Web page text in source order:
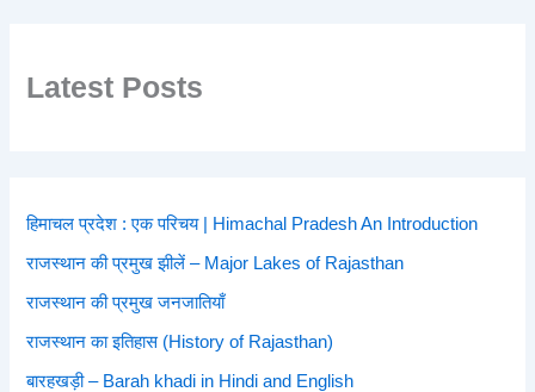
Latest Posts
हिमाचल प्रदेश : एक परिचय | Himachal Pradesh An Introduction
राजस्थान की प्रमुख झीलें – Major Lakes of Rajasthan
राजस्थान की प्रमुख जनजातियाँ
राजस्थान का इतिहास (History of Rajasthan)
बारहखड़ी – Barah khadi in Hindi and English